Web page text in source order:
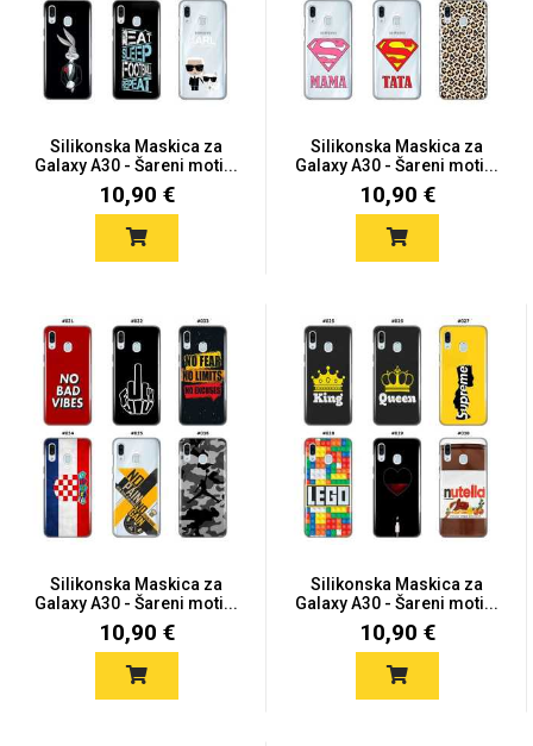
Silikonska Maskica za
Galaxy A30 - Šareni moti...
10,90 €
Silikonska Maskica za
Galaxy A30 - Šareni moti...
10,90 €
Silikonska Maskica za
Galaxy A30 - Šareni moti...
10,90 €
Silikonska Maskica za
Galaxy A30 - Šareni moti...
10,90 €